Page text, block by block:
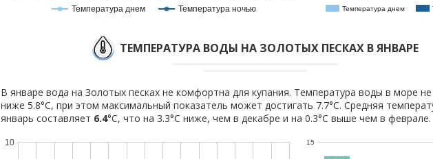
Температура днем Температура ночью Температура днем
ТЕМПЕРАТУРА ВОДЫ НА ЗОЛОТЫХ ПЕСКАХ В ЯНВАРЕ
В январе вода на Золотых песках не комфортна для купания. Температура воды в море не
ниже 5.8°C, при этом максимальный показатель может достигать 7.7°C. Средняя
январь составляет 6.4°C, что на 3.3°C ниже, чем в декабре и на 0.3°C выше чем в феврале.
10 15